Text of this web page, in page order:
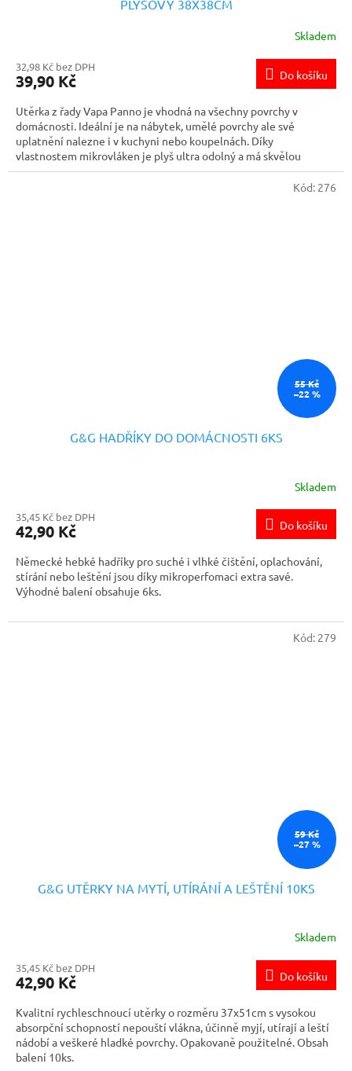
PLYŠOVÝ 38X38CM
Skladem
32,98 Kč bez DPH
39,90 Kč Do košíku
Utěrka z řady Vapa Panno je vhodná na všechny povrchy v
domácnosti. Ideální je na nábytek, umělé povrchy ale své
uplatnění nalezne i v kuchyni nebo koupelnách. Díky
vlastnostem mikrovláken je plyš ultra odolný a má skvělou
absorpční schopnost. Používejte nasucho tím se efektivně se
55 Kč
–22 %
G&G HADŘÍKY DO DOMÁCNOSTI 6KS
Skladem
35,45 Kč bez DPH
42,90 Kč Do košíku
Německé hebké hadříky pro suché i vlhké čištění, oplachování,
stírání nebo leštění jsou díky mikroperfomaci extra savé.
Výhodné balení obsahuje 6ks.
Kód: 276
59 Kč
–27 %
G&G UTĚRKY NA MYTÍ, UTÍRÁNÍ A LEŠTĚNÍ 10KS
Skladem
35,45 Kč bez DPH
42,90 Kč Do košíku
Kvalitní rychleschnoucí utěrky o rozměru 37x51cm s vysokou
absorpční schopností nepouští vlákna, účinně myjí, utírají a leští
nádobí a veškeré hladké povrchy. Opakovaně použitelné. Obsah
balení 10ks.
Kód: 279